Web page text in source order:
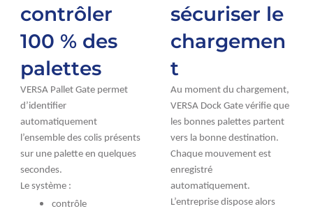
contrôler
100 % des
palettes
VERSA Pallet Gate permet
d’identifier
automatiquement
l’ensemble des colis présents
sur une palette en quelques
secondes.
Le système :
contrôle
sécuriser le
chargemen
t
Au moment du chargement,
VERSA Dock Gate vérifie que
les bonnes palettes partent
vers la bonne destination.
Chaque mouvement est
enregistré
automatiquement.
L’entreprise dispose alors